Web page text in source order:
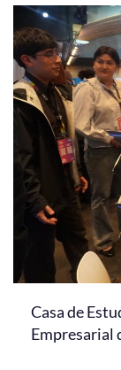
Casa de
Empresarial